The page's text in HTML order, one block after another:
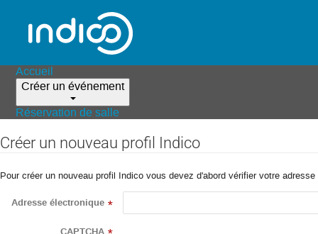
Accueil
Créer un événement
Réservation de salle
Créer un nouveau profil Indico
Pour créer un nouveau profil Indico vous devez d'abord vérifier votre
Adresse électronique *